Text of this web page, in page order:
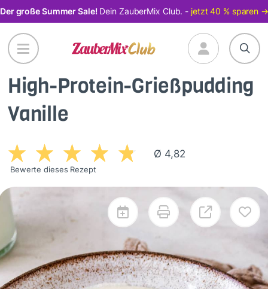
Direkt
zum
Inhalt
Der große Summer Sale! Dein ZauberMix Club. - jetzt 40 % sparen →
High-Protein-Grießpudding
Vanille
Ø 4,82
Bewerte dieses Rezept